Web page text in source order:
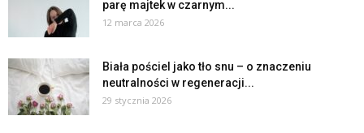
parę majtek w czarnym...
12 marca 2026
Biała pościel jako tło snu – o znaczeniu
neutralności w regeneracji...
29 stycznia 2026